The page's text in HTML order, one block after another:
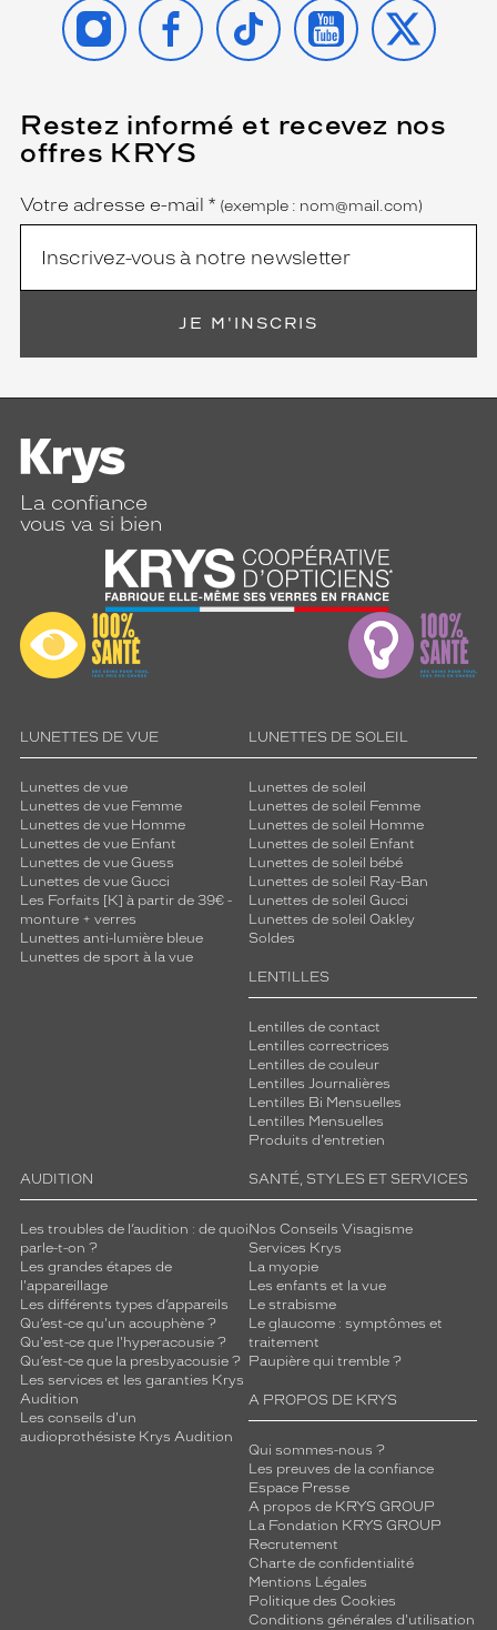
INSTAGRAMFACEBOOKTIKTOK YOUTUBE
X
Restez informé et recevez nos
offres KRYS
Name
Votre adresse e-mail *
(Ce
champ
est
obligatoire)
(exemple : nom@mail.com)
JE M'INSCRIS
La confiance
vous va si bien
LUNETTES DE VUE
Lunettes de vue
Lunettes de vue Femme
Lunettes de vue Homme
Lunettes de vue Enfant
Lunettes de vue Guess
Lunettes de vue Gucci
Les Forfaits [K] à partir de 39€ -
monture + verres
Lunettes anti-lumière bleue
Lunettes de sport à la vue
LUNETTES DE SOLEIL
Lunettes de soleil
Lunettes de soleil Femme
Lunettes de soleil Homme
Lunettes de soleil Enfant
Lunettes de soleil bébé
Lunettes de soleil Ray-Ban
Lunettes de soleil Gucci
Lunettes de soleil Oakley
Soldes
LENTILLES
Lentilles de contact
Lentilles correctrices
Lentilles de couleur
Lentilles Journalières
Lentilles Bi Mensuelles
Lentilles Mensuelles
Produits d'entretien
AUDITION
Les troubles de l’audition : de quoi
parle-t-on ?
Les grandes étapes de
l'appareillage
Les différents types d’appareils
Qu’est-ce qu'un acouphène ?
Qu'est-ce que l'hyperacousie ?
Qu’est-ce que la presbyacousie ?
Les services et les garanties Krys
Audition
Les conseils d'un
audioprothésiste Krys Audition
SANTÉ, STYLES ET SERVICES
Nos Conseils Visagisme
Services Krys
La myopie
Les enfants et la vue
Le strabisme
Le glaucome : symptômes et
traitement
Paupière qui tremble ?
A PROPOS DE KRYS
Qui sommes-nous ?
Les preuves de la confiance
Espace Presse
A propos de KRYS GROUP
La Fondation KRYS GROUP
Recrutement
Charte de confidentialité
Mentions Légales
Politique des Cookies
Conditions générales d'utilisation